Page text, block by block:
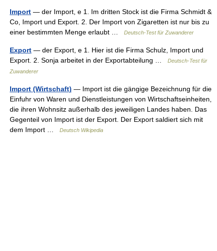
Import — der Import, e 1. Im dritten Stock ist die Firma Schmidt &
Co, Import und Export. 2. Der Import von Zigaretten ist nur bis zu
einer bestimmten Menge erlaubt …
Deutsch-Test für Zuwanderer
Export — der Export, e 1. Hier ist die Firma Schulz, Import und
Export. 2. Sonja arbeitet in der Exportabteilung …
Deutsch-Test für
Zuwanderer
Import (Wirtschaft) — Import ist die gängige Bezeichnung für die
Einfuhr von Waren und Dienstleistungen von Wirtschaftseinheiten,
die ihren Wohnsitz außerhalb des jeweiligen Landes haben. Das
Gegenteil von Import ist der Export. Der Export saldiert sich mit
dem Import …
Deutsch Wikipedia